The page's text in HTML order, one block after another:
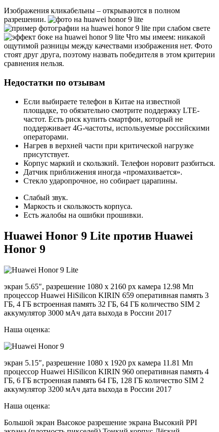
Изображения кликабельны – открываются в полном
разрешении.
Что мы имеем: никакой
ощутимой разницы между качествами изображения нет. Фото
стоят друг друга, поэтому назвать победителя в этом критерии
сравнения нельзя.
Недостатки по отзывам
Если выбираете телефон в Китае на известной
площадке, то обязательно смотрите поддержку LTE-
частот. Есть риск купить смартфон, который не
поддерживает 4G-частоты, используемые российскими
операторами.
Нагрев в верхней части при критической нагрузке
присутствует.
Корпус маркий и скользкий. Телефон норовит разбиться.
Датчик приближения иногда «промахивается».
Стекло ударопрочное, но собирает царапины.
Слабый звук.
Маркость и скользкость корпуса.
Есть жалобы на ошибки прошивки.
Huawei Honor 9 Lite против Huawei
Honor 9
экран 5.65″, разрешение 1080 x 2160 px камера 12.98 Мп
процессор Huawei HiSilicon KIRIN 659 оперативная память 3
ГБ, 4 ГБ встроенная память 32 ГБ, 64 ГБ количество SIM 2
аккумулятор 3000 мАч дата выхода в России 2017
Наша оценка:
экран 5.15″, разрешение 1080 x 1920 px камера 11.81 Мп
процессор Huawei HiSilicon KIRIN 960 оперативная память 4
ГБ, 6 ГБ встроенная память 64 ГБ, 128 ГБ количество SIM 2
аккумулятор 3200 мАч дата выхода в России 2017
Наша оценка:
Большой экран Высокое разрешение экрана Высокий PPI